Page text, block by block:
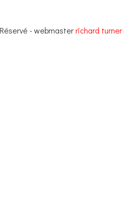
- webmasterrichard turner